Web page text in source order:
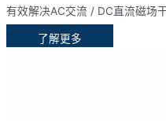
有效解决AC交流 / DC直流磁场
了解更多